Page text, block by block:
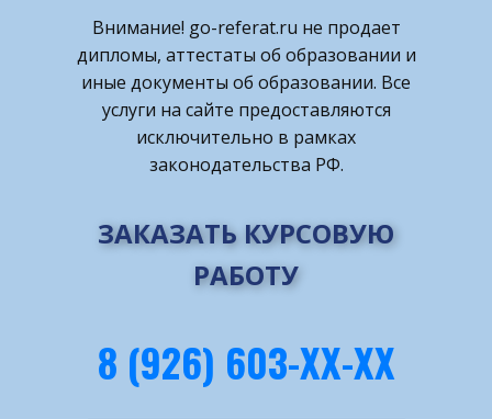
Внимание! ​go-referat.ru не продает
дипломы, аттестаты об образовании и
иные документы об образовании. Все
услуги на сайте предоставляются
исключительно в рамках
законодательства РФ.
ЗАКАЗАТЬ КУРСОВУЮ
РАБОТУ
8 (926) 603-ХХ-ХХ